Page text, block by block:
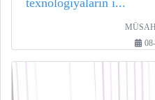
texnologiyaların i...